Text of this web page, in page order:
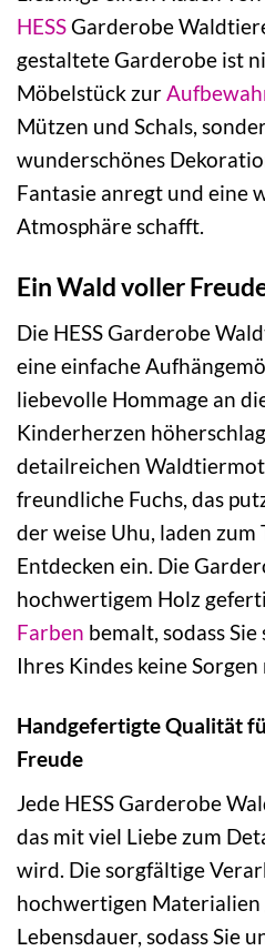
HESSGarderobe
gestaltete Garderobe ist
Möbelstück zur
Mützen und Schals,
wunderschönes
Fantasie anregt und eine
Atmosphäre schafft.
Ein Wald voller
Die HESS Garderobe
eine einfache
liebevolle Hommage an
Kinderherzen
detailreichen
freundliche Fuchs, das
der weise Uhu, laden zum
Entdecken ein. Die
hochwertigem Holz
Farben bemalt, sodass
Ihres Kindes keine Sorgen
Handgefertigte Qualität
Freude
Jede HESS Garderobe
das mit viel Liebe zum
wird. Die sorgfältige
hochwertigen
Lebensdauer, sodass Sie